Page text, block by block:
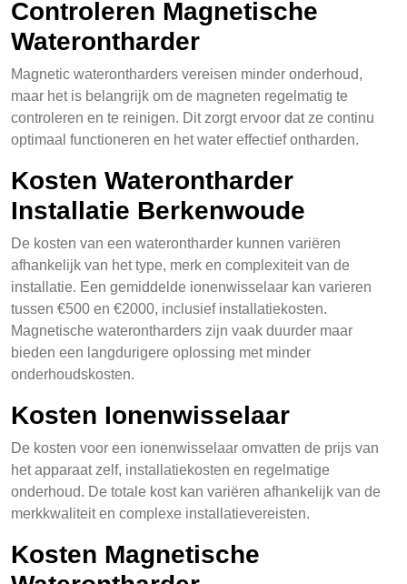
Controleren Magnetische
Waterontharder
Magnetic waterontharders vereisen minder onderhoud,
maar het is belangrijk om de magneten regelmatig te
controleren en te reinigen. Dit zorgt ervoor dat ze continu
optimaal functioneren en het water effectief ontharden.
Kosten Waterontharder
Installatie Berkenwoude
De kosten van een waterontharder kunnen variëren
afhankelijk van het type, merk en complexiteit van de
installatie. Een gemiddelde ionenwisselaar kan varieren
tussen €500 en €2000, inclusief installatiekosten.
Magnetische waterontharders zijn vaak duurder maar
bieden een langdurigere oplossing met minder
onderhoudskosten.
Kosten Ionenwisselaar
De kosten voor een ionenwisselaar omvatten de prijs van
het apparaat zelf, installatiekosten en regelmatige
onderhoud. De totale kost kan variëren afhankelijk van de
merkkwaliteit en complexe installatievereisten.
Kosten Magnetische